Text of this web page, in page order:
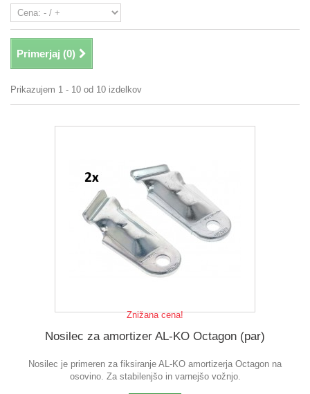
Primerjaj (0)
Prikazujem 1 - 10 od 10 izdelkov
Znižana cena!
Nosilec za amortizer AL-KO Octagon (par)
Nosilec je primeren za fiksiranje AL-KO amortizerja Octagon na
osovino. Za stabilenjšo in varnejšo vožnjo.